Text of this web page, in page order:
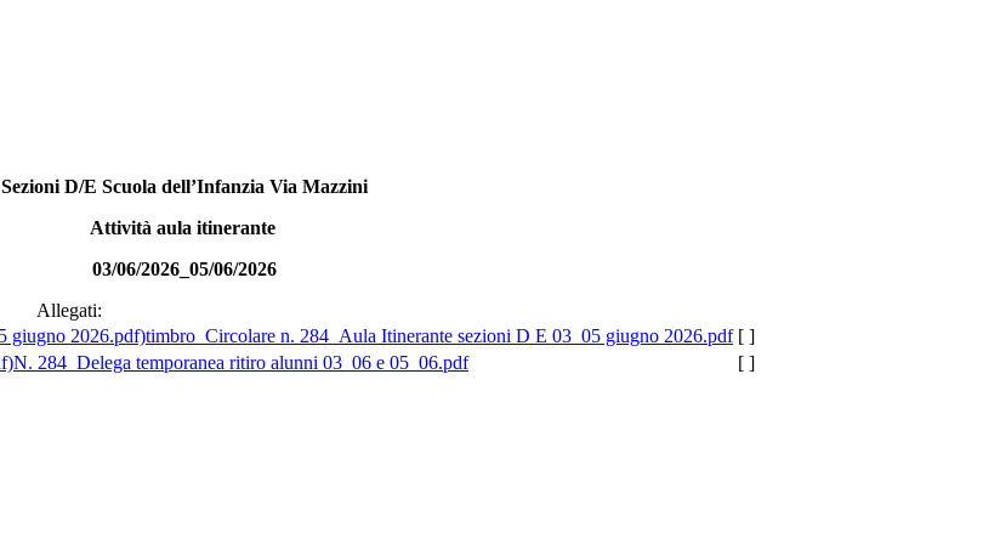
Sezioni D/E Scuola dell’Infanzia Via Mazzini
Attività aula itinerante
03/06/2026_05/06/2026
Allegati:
timbro_Circolare n. 284_Aula Itinerante sezioni D E 03_05 giugno 2026.pdf [ ]
N. 284_Delega temporanea ritiro alunni 03_06 e 05_06.pdf
[ ]